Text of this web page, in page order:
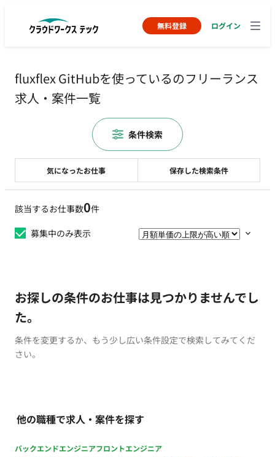
無料登録 ログイン
fluxflex GitHubを使っているのフリーランス
求人・案件一覧
該当するお仕事数0件
募集中のみ表示
お探しの条件のお仕事は見つかりませんでし
た。
条件を変更するか、もう少し広い条件設定で検索してみてくだ
さい。
他の職種で求人・案件を探す
バックエンドエンジニアフロントエンジニア
気になったお仕事 保存した検索条件
条件検索